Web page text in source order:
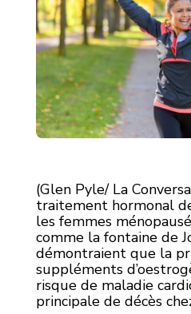
(Glen Pyle/ La
traitement hormonal
les femmes
comme la fontaine de
démontraient que la
suppléments
risque de maladie
principale de décès